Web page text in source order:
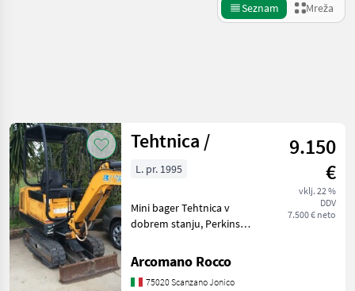
Seznam Mreža
Kategorija 4 Država Filtri
TRENUTNA
POT
Gradbena
tehnika
Gradbeni
Stroji
Ponastavi
Prikaži 1
rezultatov
Tehtnica /
9.150
€
vklj. 22 %
DDV
7.500 € neto
L. pr. 1995
Mini bager Tehtnica v
dobrem stanju, Perkins
Gradbeni stroji Mini bager
Arcomano Rocco
75020 Scanzano Jonico